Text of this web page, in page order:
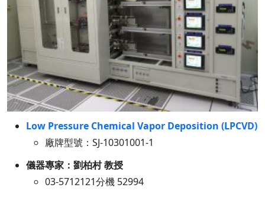
Low Pressure Chemical Vapor Deposition (LPCVD)
廠牌型號：SJ-10301001-1
儀器專家：劉柏村 教授
03-5712121分機 52994